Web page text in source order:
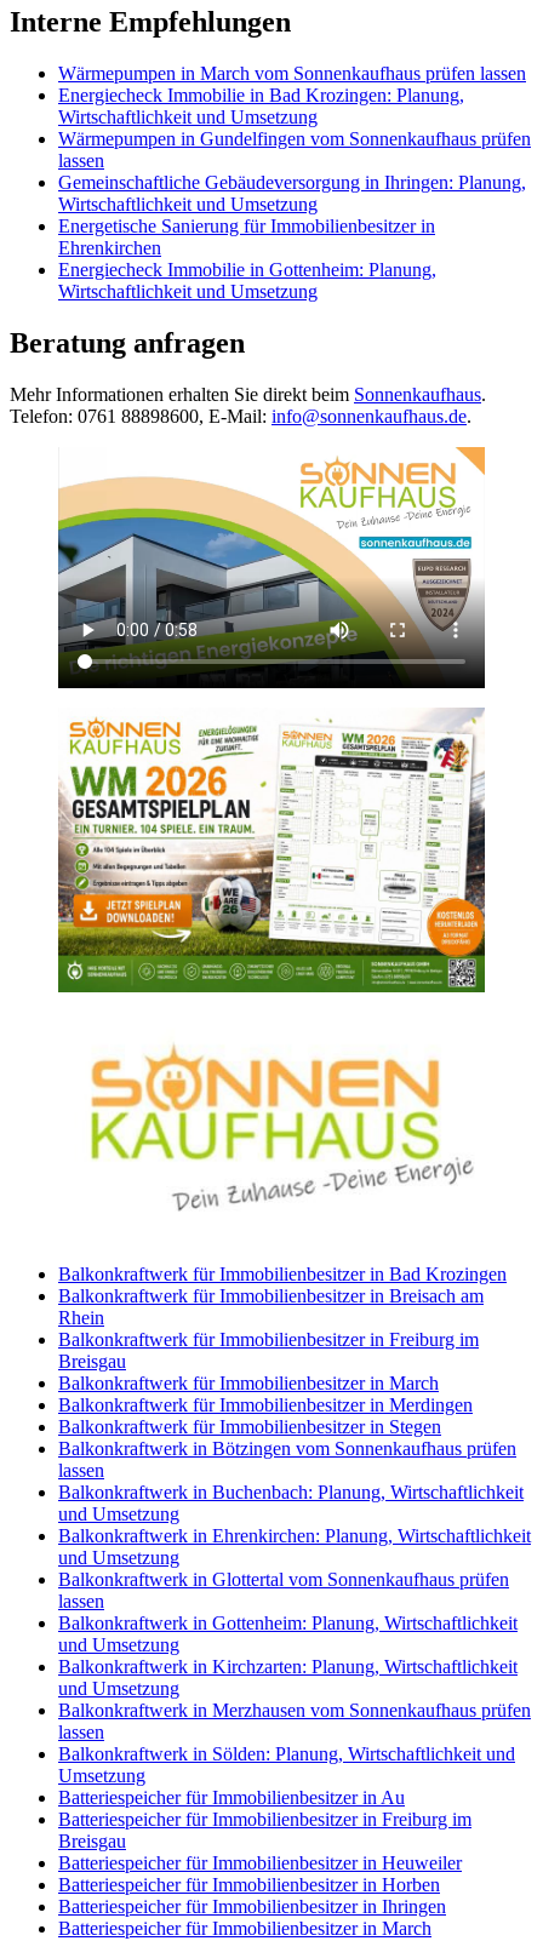
Interne Empfehlungen
Wärmepumpen in March vom Sonnenkaufhaus prüfen lassen
Energiecheck Immobilie in Bad Krozingen: Planung,
Wirtschaftlichkeit und Umsetzung
Wärmepumpen in Gundelfingen vom Sonnenkaufhaus prüfen
lassen
Gemeinschaftliche Gebäudeversorgung in Ihringen: Planung,
Wirtschaftlichkeit und Umsetzung
Energetische Sanierung für Immobilienbesitzer in
Ehrenkirchen
Energiecheck Immobilie in Gottenheim: Planung,
Wirtschaftlichkeit und Umsetzung
Beratung anfragen
Mehr Informationen erhalten Sie direkt beim Sonnenkaufhaus.
Telefon: 0761 88898600, E-Mail: info@sonnenkaufhaus.de.
Balkonkraftwerk für Immobilienbesitzer in Bad Krozingen
Balkonkraftwerk für Immobilienbesitzer in Breisach am
Rhein
Balkonkraftwerk für Immobilienbesitzer in Freiburg im
Breisgau
Balkonkraftwerk für Immobilienbesitzer in March
Balkonkraftwerk für Immobilienbesitzer in Merdingen
Balkonkraftwerk für Immobilienbesitzer in Stegen
Balkonkraftwerk in Bötzingen vom Sonnenkaufhaus prüfen
lassen
Balkonkraftwerk in Buchenbach: Planung, Wirtschaftlichkeit
und Umsetzung
Balkonkraftwerk in Ehrenkirchen: Planung, Wirtschaftlichkeit
und Umsetzung
Balkonkraftwerk in Glottertal vom Sonnenkaufhaus prüfen
lassen
Balkonkraftwerk in Gottenheim: Planung, Wirtschaftlichkeit
und Umsetzung
Balkonkraftwerk in Kirchzarten: Planung, Wirtschaftlichkeit
und Umsetzung
Balkonkraftwerk in Merzhausen vom Sonnenkaufhaus prüfen
lassen
Balkonkraftwerk in Sölden: Planung, Wirtschaftlichkeit und
Umsetzung
Batteriespeicher für Immobilienbesitzer in Au
Batteriespeicher für Immobilienbesitzer in Freiburg im
Breisgau
Batteriespeicher für Immobilienbesitzer in Heuweiler
Batteriespeicher für Immobilienbesitzer in Horben
Batteriespeicher für Immobilienbesitzer in Ihringen
Batteriespeicher für Immobilienbesitzer in March